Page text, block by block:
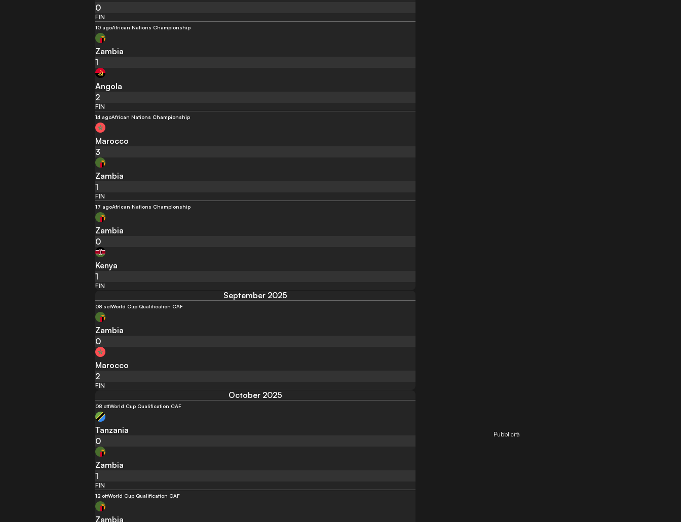
0
FIN
10 agoAfrican Nations Championship
Zambia
1
Angola
2
FIN
14 agoAfrican Nations Championship
Marocco
3
Zambia
1
FIN
17 agoAfrican Nations Championship
Zambia
0
Kenya
1
FIN
September 2025
08 setWorld Cup Qualification CAF
Zambia
0
Marocco
2
FIN
October 2025
08 ottWorld Cup Qualification CAF
Tanzania
0
Zambia
1
FIN
12 ottWorld Cup Qualification CAF
Zambia
Pubblicità